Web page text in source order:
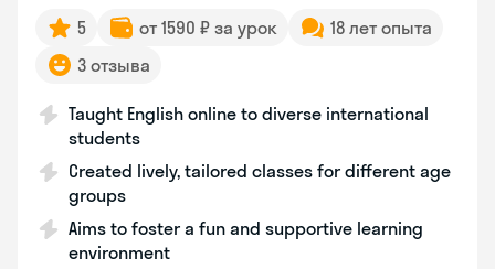
5 от 1590 ₽ за урок
18 лет опыта
3 отзыва
Taught English online to diverse international
students
Created lively, tailored classes for different age
groups
Aims to foster a fun and supportive learning
environment